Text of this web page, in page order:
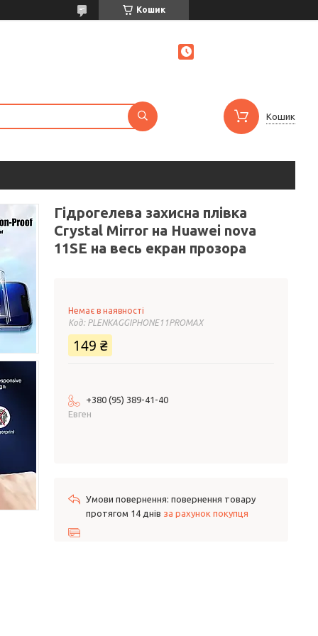
Кошик
Кошик
Гідрогелева захисна плівка
Crystal Mirror на Huawei nova
11SE на весь екран прозора
Немає в наявності
Код: PLENKAGGIPHONE11PROMAX
149 ₴
+380 (95) 389-41-40
Евген
повернення товару
протягом 14 днів за рахунок покупця